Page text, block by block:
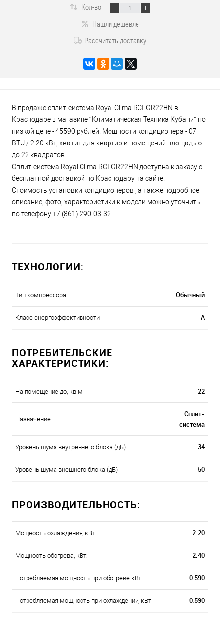
Кол-во:
Нашли дешевле
Рассчитать доставку
В продаже сплит-система Royal Clima RCI-GR22HN в
Краснодаре в магазине “Климатическая Техника Кубани” по
низкой цене - 45590 рублей. Мощности кондиционера - 07
BTU / 2.20 кВт, хватит для квартир и помещений площадью
до 22 квадратов.
Сплит-система Royal Clima RCI-GR22HN доступна к заказу с
бесплатной доставкой по Краснодару на сайте.
Стоимость установки кондиционеров , а также подробное
описание, фото, характеристики к модели можно уточнить
по телефону +7 (861) 290-03-32.
ТЕХНОЛОГИИ:
Тип компрессора Обычный
Класс энергоэффективности A
ПОТРЕБИТЕЛЬСКИЕ
ХАРАКТЕРИСТИКИ:
На помещение до, кв.м 22
Назначение
Сплит-
система
Уровень шума внутреннего блока (дБ) 34
Уровень шума внешнего блока (дБ) 50
ПРОИЗВОДИТЕЛЬНОСТЬ:
Мощность охлаждения, кВт: 2.20
Мощность обогрева, кВт: 2.40
Потребляемая мощность при обогреве кВт 0.590
Потребляемая мощность при охлаждении, кВт 0.590